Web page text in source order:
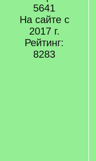
5641
На сайте с
2017 г.
Рейтинг:
8283